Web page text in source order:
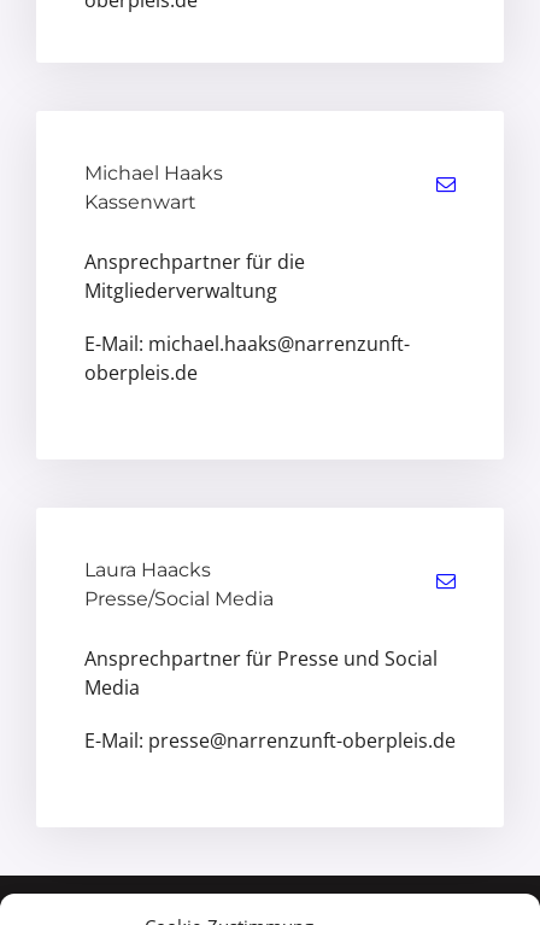
Michael Haaks
Kassenwart
Ansprechpartner für die
Mitgliederverwaltung
E-Mail: michael.haaks@narrenzunft-
oberpleis.de
Laura Haacks
Presse/Social Media
Ansprechpartner für Presse und Social
Media
E-Mail: presse@narrenzunft-oberpleis.de